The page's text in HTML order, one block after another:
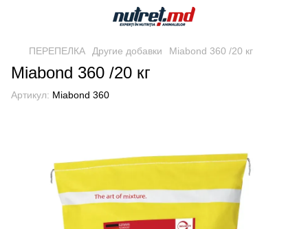
ПЕРЕПЕЛКА Другие добавки Miabond 360 /20 кг
Miabond 360 /20 кг
Артикул: Miabond 360